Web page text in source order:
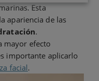
Esta
apariencia de las
.
mayor efecto
importante aplicarlo
facial.